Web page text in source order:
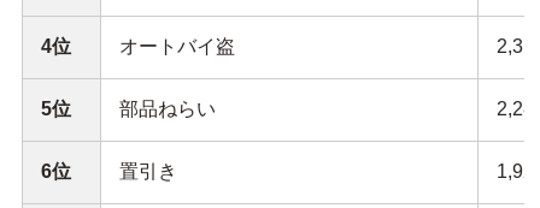
4位 オートバイ盗
5位 部品ねらい
6位 置引き